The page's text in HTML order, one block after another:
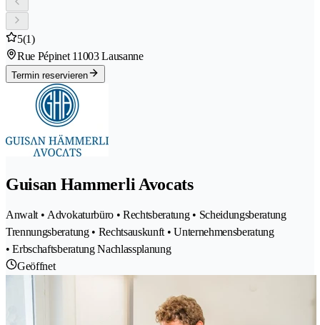
5(1)
Rue Pépinet 11003 Lausanne
Termin reservieren
Guisan Hammerli Avocats
Anwalt • Advokaturbüro • Rechtsberatung • Scheidungsberatung
Trennungsberatung • Rechtsauskunft • Unternehmensberatung
• Erbschaftsberatung Nachlassplanung
Geöffnet